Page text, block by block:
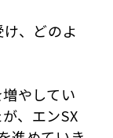
、どのよ
やしてい
、エンSX